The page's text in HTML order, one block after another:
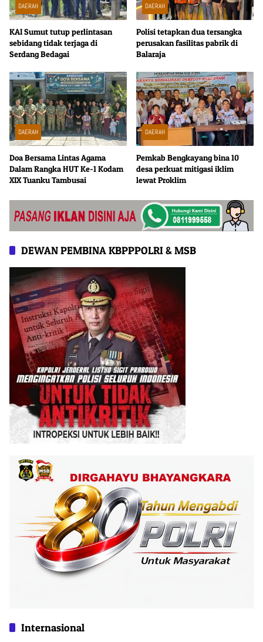
DAERAH
KAI Sumut tutup perlintasan
sebidang tidak terjaga di
Serdang Bedagai
DAERAH
Polisi tetapkan dua tersangka
perusakan fasilitas pabrik di
Balaraja
DAERAH
Doa Bersama Lintas Agama
Dalam Rangka HUT Ke-1 Kodam
XIX Tuanku Tambusai
DAERAH
Pemkab Bengkayang bina 10
desa perkuat mitigasi iklim
lewat Proklim
DEWAN PEMBINA KBPPPOLRI & MSB
Internasional